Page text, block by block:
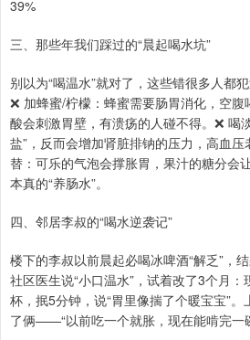
39%
三、那些年我们踩过的“晨起喝水坑”
别以为“喝温水”就对了，这些错很多人都犯
❌ 加蜂蜜/柠檬：蜂蜜需要肠胃消化，空
酸会刺激胃壁，有溃疡的人碰不得。❌ 喝
盐”，反而会增加肾脏排钠的压力，高血
替：可乐的气泡会撑胀胃，果汁的糖分
本真的“养肠水”。
四、邻居李叔的“喝水逆袭记”
楼下的李叔以前晨起必喝冰啤酒“解乏”，
社区医生说“小口温水”，试着改了3个月
杯，抿5分钟，说“胃里像揣了个暖宝宝”
了俩——“以前吃一个就胀，现在能啃完一